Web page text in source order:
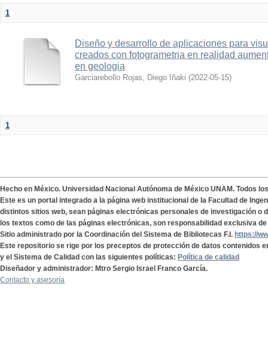
1
Diseño y desarrollo de aplicaciones para
creados con fotogrametria en realidad
en geologia
Garciarebollo Rojas, Diego Iñaki (2022-05-15)
1
Hecho en México. Universidad Nacional Autónoma de México UNAM. Todos
Este es un portal integrado a la página web institucional de la Facultad de
distintos sitios web, sean páginas electrónicas personales de investigación o
los textos como de las páginas electrónicas, son responsabilidad exclusiva
Sitio administrado por la Coordinación del Sistema de Bibliotecas F.I. https://
Este repositorio se rige por los preceptos de protección de datos contenidos
y el Sistema de Calidad con las siguientes políticas: Política de calidad
Diseñador y administrador: Mtro Sergio Israel Franco García.
Contacto y asesoría